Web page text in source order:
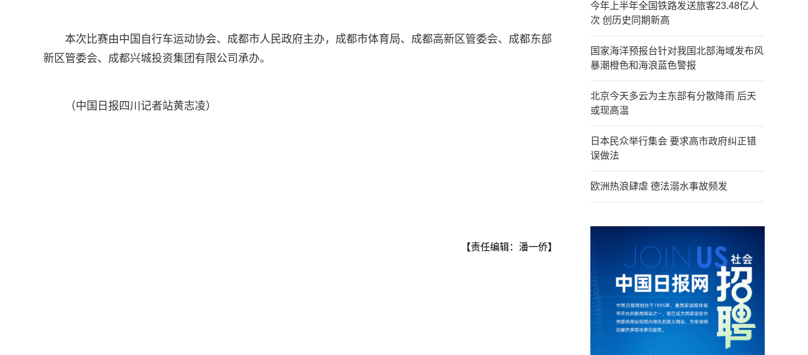
本次比赛由中国自行车运动协会、成都市人民政府主办，成都市体育局、成都高新区管委会、成都东部
新区管委会、成都兴城投资集团有限公司承办。
（中国日报四川记者站黄志凌）
【责任编辑：潘一侨】
今年上半年全国铁路发送旅客23.48亿人
次 创历史同期新高
国家海洋预报台针对我国北部海域发布风
暴潮橙色和海浪蓝色警报
北京今天多云为主东部有分散降雨 后天
或现高温
日本民众举行集会 要求高市政府纠正错
误做法
欧洲热浪肆虐 德法溺水事故频发